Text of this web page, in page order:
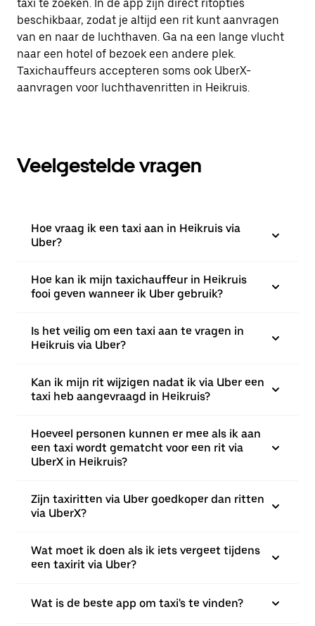
taxi te zoeken. In de app zijn direct ritopties
beschikbaar, zodat je altijd een rit kunt aanvragen
van en naar de luchthaven. Ga na een lange vlucht
naar een hotel of bezoek een andere plek.
Taxichauffeurs accepteren soms ook UberX-
aanvragen voor luchthavenritten in Heikruis.
Veelgestelde vragen
Hoe vraag ik een taxi aan in Heikruis via
Uber?
Hoe kan ik mijn taxichauffeur in Heikruis
fooi geven wanneer ik Uber gebruik?
Is het veilig om een taxi aan te vragen in
Heikruis via Uber?
Kan ik mijn rit wijzigen nadat ik via Uber een
taxi heb aangevraagd in Heikruis?
Hoeveel personen kunnen er mee als ik aan
een taxi wordt gematcht voor een rit via
UberX in Heikruis?
Zijn taxiritten via Uber goedkoper dan ritten
via UberX?
Wat moet ik doen als ik iets vergeet tijdens
een taxirit via Uber?
Wat is de beste app om taxi's te vinden?